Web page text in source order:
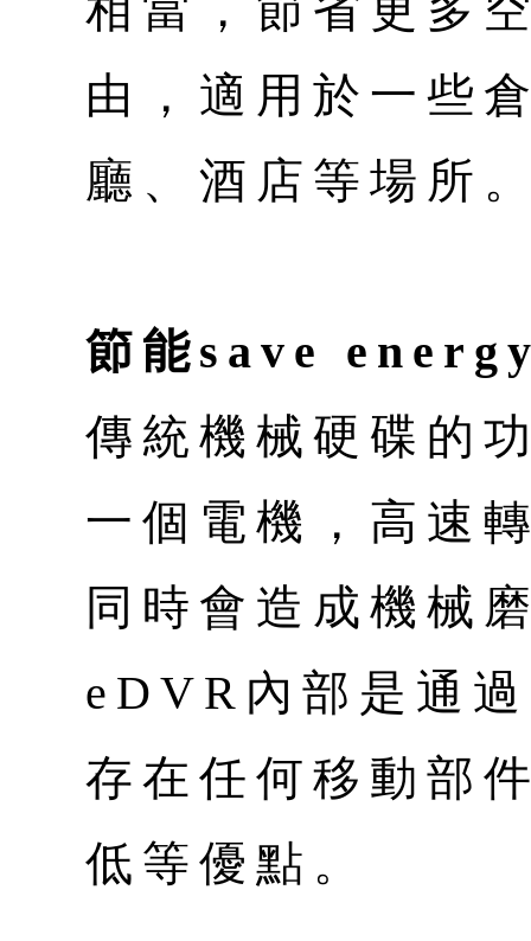
由，適用於一些
廳、酒店等場所
節能save
傳統機械硬碟的
一個電機，高速
同時會造成機械
eDVR內部是通
存在任何移動部
低等優點。